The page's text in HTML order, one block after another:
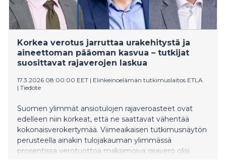
Korkea verotus jarruttaa urakehitystä ja
aineettoman pääoman kasvua – tutkijat
suosittavat rajaverojen laskua
17.3.2026 08:00:00 EET | Elinkeinoelämän tutkimuslaitos ETLA
| Tiedote
Suomen ylimmät ansiotulojen rajaveroasteet ovat
edelleen niin korkeat, että ne saattavat vähentää
kokonaisverokertymää. Viimeaikaisen tutkimusnäytön
perusteella ainakin tulojakauman ylimmässä
prosentissa verotuottoa maksimoiva rajavero olisi